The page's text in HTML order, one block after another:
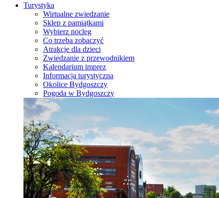
Turystyka
Wirtualne zwiedzanie
Sklep z pamiątkami
Wybierz nocleg
Co trzeba zobaczyć
Atrakcje dla dzieci
Zwiedzanie z przewodnikiem
Kalendarium imprez
Informacja turystyczna
Okolice Bydgoszczy
Pogoda w Bydgoszczy